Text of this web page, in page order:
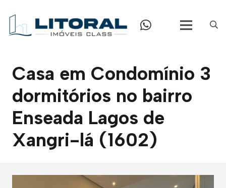
Casa em Condomínio 3
dormitórios no bairro
Enseada Lagos de
Xangri-lá (1602)